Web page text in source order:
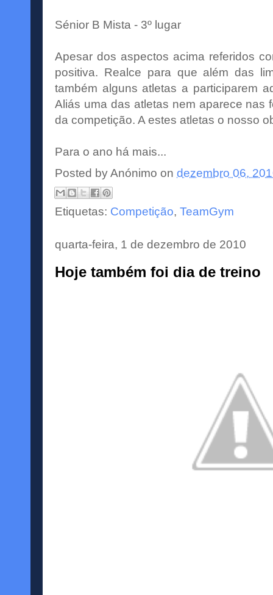
Sénior B Mista - 3º lugar
Apesar dos aspectos acima referidos
positiva. Realce para que além das
também alguns atletas a participarem
Aliás uma das atletas nem aparece nas
da competição. A estes atletas o nosso
Para o ano há mais...
Posted byAnónimo on dezembro 06,
Etiquetas: Competição, TeamGym
quarta-feira, 1 de dezembro de 2010
Hoje também foi dia de treino